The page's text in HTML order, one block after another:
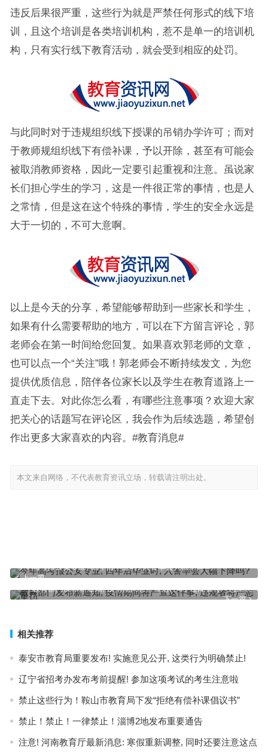
违反后果很严重，这些行为就是严禁任何形式的线下培
训，且这个培训是各类培训机构，惹不是单一的培训机
构，只有实行线下教育活动，就会受到相应的处罚。
与此同时对于违规组织线下授课的吊销办学许可；而对
于教师规组织线下有偿补课，予以开除，甚至有可能会
被取消教师资格，因此一定要引起重视和注意。虽说家
长们担心学生的学习，这是一件很正常的事情，也是人
之常情，但是这在这个特殊的事情，学生的安全永远是
大于一切的，不可大意啊。
以上是今天的分享，希望能够帮助到一些家长和学生，
如果有什么需要帮助的地方，可以在下方留言评论，郭
老师会在第一时间给您回复。如果喜欢郭老师的文章，
也可以点一个“关注”哦！郭老师会不断持续发文，为您
提供优质信息，陪伴各位家长以及学生在教育道路上一
直走下去。对此你怎么看，有哪些注意事项？欢迎大家
把关心的话题写在评论区，我会作为后续选题，希望创
作出更多大家喜欢的内容。#教育消息#
本文来自网络，不代表教育资讯立场，转载请注明出处。
上一篇
今年高考报公安专业, 四年后毕业时, 入警率会大幅下降吗?
下一篇
教育部门发布新通知, 疫情期间将严查这件事, 违规者将严惩重罚
相关推荐
泰安市教育局重要发布! 实施意见公开, 这类行为明确禁止!
辽宁省招考办发布考前提醒! 参加这项考试的考生注意啦
禁止这些行为！鞍山市教育局下发“拒绝有偿补课倡议书”
禁止！禁止！一律禁止！淄博2地发布重要通告
注意! 河南教育厅最新消息: 寒假重新调整, 同时还要注意这点